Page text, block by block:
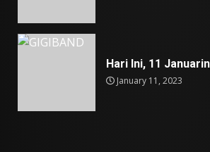
Hari Ini, 11
January 11, 2023